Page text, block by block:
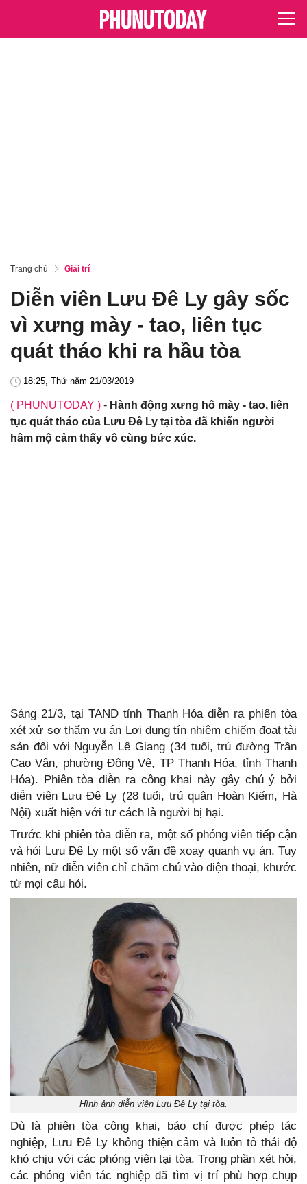
Trang chủ Giải trí
Diễn viên Lưu Đê Ly gây sốc
vì xưng mày - tao, liên tục
quát tháo khi ra hầu tòa
18:25, Thứ năm 21/03/2019
( PHUNUTODAY ) - Hành động xưng hô mày - tao, liên
tục quát tháo của Lưu Đê Ly tại tòa đã khiến người
hâm mộ cảm thấy vô cùng bức xúc.
Sáng 21/3, tại TAND tỉnh Thanh Hóa diễn ra phiên tòa
xét xử sơ thẩm vụ án Lợi dụng tín nhiệm chiếm đoạt tài
sản đối với Nguyễn Lê Giang (34 tuổi, trú đường Trần
Cao Vân, phường Đông Vệ, TP Thanh Hóa, tỉnh Thanh
Hóa). Phiên tòa diễn ra công khai này gây chú ý bởi
diễn viên Lưu Đê Ly (28 tuổi, trú quận Hoàn Kiếm, Hà
Nội) xuất hiện với tư cách là người bị hại.
Trước khi phiên tòa diễn ra, một số phóng viên tiếp cận
và hỏi Lưu Đê Ly một số vấn đề xoay quanh vụ án. Tuy
nhiên, nữ diễn viên chỉ chăm chú vào điện thoại, khước
từ mọi câu hỏi.
Hình ảnh diễn viên Lưu Đê Ly tại tòa.
Dù là phiên tòa công khai, báo chí được phép tác
nghiệp, Lưu Đê Ly không thiện cảm và luôn tỏ thái độ
khó chịu với các phóng viên tại tòa. Trong phần xét hỏi,
các phóng viên tác nghiệp đã tìm vị trí phù hợp chụp